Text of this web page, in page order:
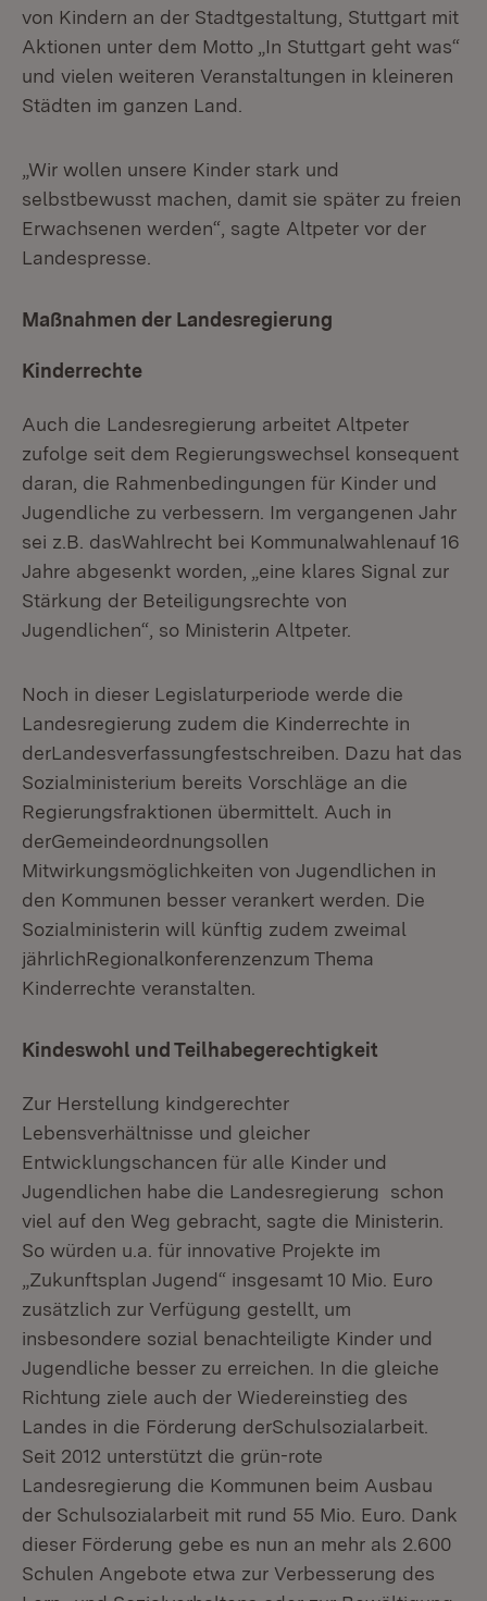
von Kindern an der Stadtgestaltung, Stuttgart mit
Aktionen unter dem Motto „In Stuttgart geht was“
und vielen weiteren Veranstaltungen in kleineren
Städten im ganzen Land.
„Wir wollen unsere Kinder stark und
selbstbewusst machen, damit sie später zu freien
Erwachsenen werden“, sagte Altpeter vor der
Landespresse.
Maßnahmen der Landesregierung
Kinderrechte
Auch die Landesregierung arbeitet Altpeter
zufolge seit dem Regierungswechsel konsequent
daran, die Rahmenbedingungen für Kinder und
Jugendliche zu verbessern. Im vergangenen Jahr
sei z.B. dasWahlrecht bei Kommunalwahlenauf 16
Jahre abgesenkt worden, „eine klares Signal zur
Stärkung der Beteiligungsrechte von
Jugendlichen“, so Ministerin Altpeter.
Noch in dieser Legislaturperiode werde die
Landesregierung zudem die Kinderrechte in
derLandesverfassungfestschreiben. Dazu hat das
Sozialministerium bereits Vorschläge an die
Regierungsfraktionen übermittelt. Auch in
derGemeindeordnungsollen
Mitwirkungsmöglichkeiten von Jugendlichen in
den Kommunen besser verankert werden. Die
Sozialministerin will künftig zudem zweimal
jährlichRegionalkonferenzenzum Thema
Kinderrechte veranstalten.
Kindeswohl und Teilhabegerechtigkeit
Zur Herstellung kindgerechter
Lebensverhältnisse und gleicher
Entwicklungschancen für alle Kinder und
Jugendlichen habe die Landesregierung schon
viel auf den Weg gebracht, sagte die Ministerin.
So würden u.a. für innovative Projekte im
„Zukunftsplan Jugend“ insgesamt 10 Mio. Euro
zusätzlich zur Verfügung gestellt, um
insbesondere sozial benachteiligte Kinder und
Jugendliche besser zu erreichen. In die gleiche
Richtung ziele auch der Wiedereinstieg des
Landes in die Förderung derSchulsozialarbeit.
Seit 2012 unterstützt die grün-rote
Landesregierung die Kommunen beim Ausbau
der Schulsozialarbeit mit rund 55 Mio. Euro. Dank
dieser Förderung gebe es nun an mehr als 2.600
Schulen Angebote etwa zur Verbesserung des